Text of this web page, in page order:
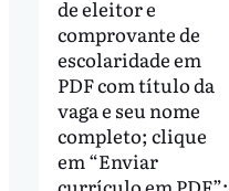
de eleitor e
comprovante de
escolaridade em
PDF com título da
vaga e seu nome
completo; clique
em “Enviar